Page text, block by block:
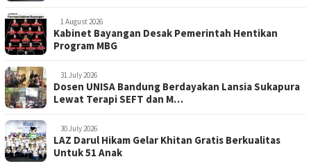
1 August 2026
Kabinet Bayangan Desak Pemerintah Hentikan
Program MBG
31 July 2026
Dosen UNISA Bandung Berdayakan Lansia Sukapura
Lewat Terapi SEFT dan M…
30 July 2026
LAZ Darul Hikam Gelar Khitan Gratis Berkualitas
Untuk 51 Anak